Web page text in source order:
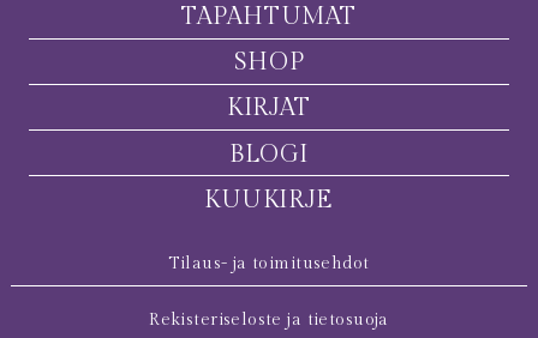
TAPAHTUMAT
SHOP
KIRJAT
BLOGI
KUUKIRJE
Tilaus- ja toimitusehdot
Rekisteriseloste ja tietosuoja